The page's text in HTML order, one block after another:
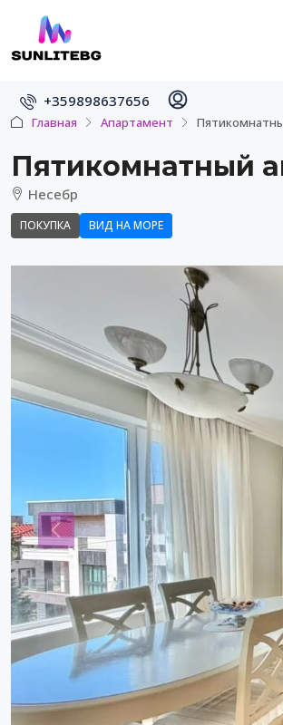
+359898637656
Главная Апартамент
Пятикомнатный
Несебр
ПОКУПКА ВИД НА МОРЕ